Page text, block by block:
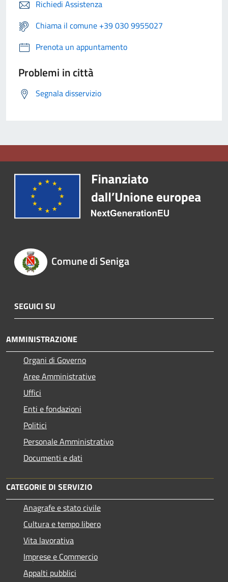
Richiedi Assistenza
Chiama il comune +39 030 9955027
Prenota un appuntamento
Problemi in città
Segnala disservizio
Comune di Seniga
SEGUICI SU
AMMINISTRAZIONE
Organi di Governo
Aree Amministrative
Uffici
Enti e fondazioni
Politici
Personale Amministrativo
Documenti e dati
CATEGORIE DI SERVIZIO
Anagrafe e stato civile
Cultura e tempo libero
Vita lavorativa
Imprese e Commercio
Appalti pubblici